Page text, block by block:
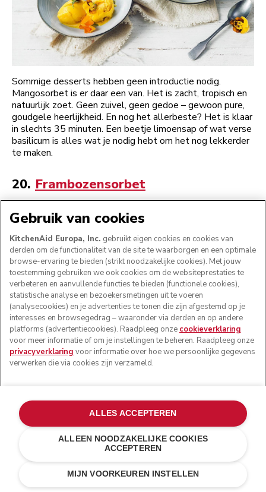
Sommige desserts hebben geen introductie nodig.
Mangosorbet is er daar een van. Het is zacht, tropisch en
natuurlijk zoet. Geen zuivel, geen gedoe – gewoon pure,
goudgele heerlijkheid. En nog het allerbeste? Het is klaar
in slechts 35 minuten. Een beetje limoensap of wat verse
basilicum is alles wat je nodig hebt om het nog lekkerder
te maken.
20. Frambozensorbet
Deze sorbet is het bewijs dat je voor heerlijke desserts
helemaal niet zoveel ingrediënten nodig hebt. Met alleen
voor puur natuur of voeg wat pure chocolade toe voor een
luxueuze twist.
RECEPTINSPIRATIES
Gebruik van cookies
KitchenAid Europa, Inc. gebruikt eigen cookies en cookies van
derden om de functionaliteit van de site te waarborgen en een optimale
browse-ervaring te bieden (strikt noodzakelijke cookies). Met jouw
toestemming gebruiken we ook cookies om de websiteprestaties te
verbeteren en aanvullende functies te bieden (functionele cookies),
statistische analyse en bezoekersmetingen uit te voeren
(analysecookies) en je advertenties te tonen die zijn afgestemd op je
interesses en browsegedrag – waaronder via derden en op andere
platforms (advertentiecookies). Raadpleeg onze cookieverklaring
voor meer informatie of om je instellingen te beheren. Raadpleeg onze
privacyverklaring voor informatie over hoe we persoonlijke gegevens
verwerken die via cookies zijn verzameld.
MIJN VOORKEUREN INSTELLEN
ALLEEN NOODZAKELIJKE COOKIES
ACCEPTEREN
ALLES ACCEPTEREN